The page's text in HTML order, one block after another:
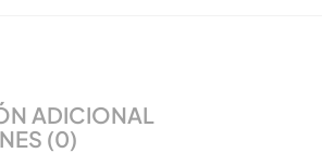
ADICIONAL
(0)